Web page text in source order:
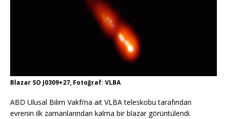
Blazar SO J0309+27, Fotoğraf: VLBA
ABD Ulusal Bilim Vakfı’na ait VLBA teleskobu tarafından
evrenin ilk zamanlarından kalma bir blazar görüntülendi.